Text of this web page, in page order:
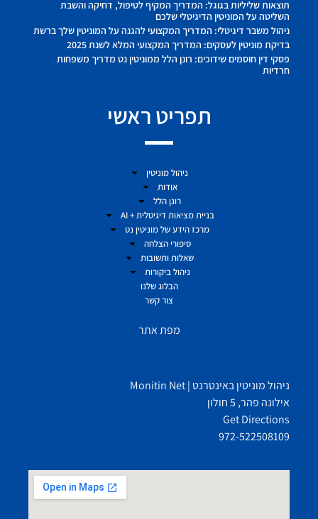
תוצאות שליליות בגוגל: המדריך המקיף לטיפול, דחיקה והשבת
השליטה על המוניטין הדיגיטלי שלכם
ניהול משבר דיגיטלי: המדריך המקצועי להגנה על המוניטין שלך ברשת
בדיקת מוניטין לעסקים: המדריך המקצועי המלא לשנת 2025
פסקי דין חוסמים שידוכים: רונן הלל ממוניטין נט מדריך משפחות
חרדיות
תפריט ראשי
ניהול מוניטין
אודות
רונן הלל
בניית מציאות דיגיטלית + AI
מרכז הידע של מוניטין נט
סיפורי הצלחה
שאלות ותשובות
ניהול ביקורות
הבלוג שלנו
צור קשר
מפת אתר
ניהול מוניטין באינטרנט | Monitin Net
אילונה פהר, 5 חולון
Get Directions
972-522508109